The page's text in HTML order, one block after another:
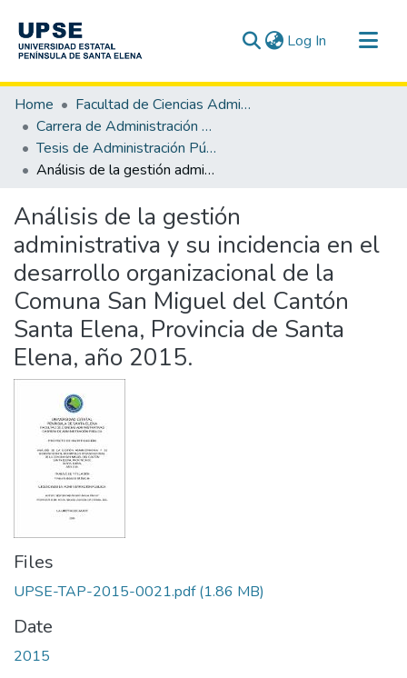
Log In (current)
Communities & Collections
All of DSpace
Statistics
Home
Facultad de Ciencias Administrativas
Carrera de Administración Pública
Tesis de Administración Pública
Análisis de la gestión administrativa y su incidencia en el desarrollo organizacional de la Comuna San Miguel del Cantón Santa Elena, Provincia de Santa Elena, año 2015.
Análisis de la gestión
administrativa y su incidencia en el
desarrollo organizacional de la
Comuna San Miguel del Cantón
Santa Elena, Provincia de Santa
Elena, año 2015.
Files
UPSE-TAP-2015-0021.pdf(1.86 MB)
Date
2015